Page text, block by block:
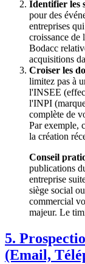
Identifier les
pour des
entreprises
croissance de
Bodacc
acquisitions
Croiser les
limitez pas à
l'INSEE
l'INPI
complète de
Par exemple,
la création
Conseil
publications
entreprise
siège social
commercial
majeur. Le
5.
(Email,